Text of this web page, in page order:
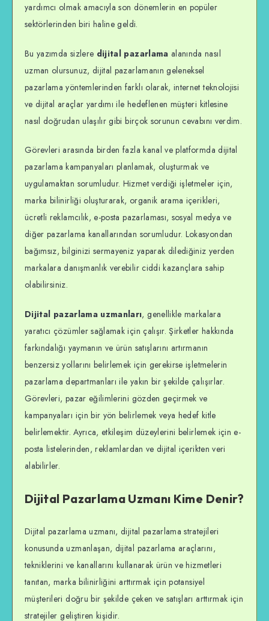
yardımcı olmak amacıyla son dönemlerin en popüler
sektörlerinden biri haline geldi.
Bu yazımda sizlere dijital pazarlama alanında nasıl
uzman olursunuz, dijital pazarlamanın geleneksel
pazarlama yöntemlerinden farklı olarak, internet teknolojisi
ve dijital araçlar yardımı ile hedeflenen müşteri kitlesine
nasıl doğrudan ulaşılır gibi birçok sorunun cevabını verdim.
Görevleri arasında birden fazla kanal ve platformda dijital
pazarlama kampanyaları planlamak, oluşturmak ve
uygulamaktan sorumludur. Hizmet verdiği işletmeler için,
marka bilinirliği oluşturarak, organik arama içerikleri,
ücretli reklamcılık, e-posta pazarlaması, sosyal medya ve
diğer pazarlama kanallarından sorumludur. Lokasyondan
bağımsız, bilginizi sermayeniz yaparak dilediğiniz yerden
markalara danışmanlık verebilir ciddi kazançlara sahip
olabilirsiniz.
Dijital pazarlama uzmanları, genellikle markalara
yaratıcı çözümler sağlamak için çalışır. Şirketler hakkında
farkındalığı yaymanın ve ürün satışlarını artırmanın
benzersiz yollarını belirlemek için gerekirse işletmelerin
pazarlama departmanları ile yakın bir şekilde çalışırlar.
Görevleri, pazar eğilimlerini gözden geçirmek ve
kampanyaları için bir yön belirlemek veya hedef kitle
belirlemektir. Ayrıca, etkileşim düzeylerini belirlemek için e-
posta listelerinden, reklamlardan ve dijital içerikten veri
alabilirler.
Dijital Pazarlama Uzmanı Kime Denir?
Dijital pazarlama uzmanı, dijital pazarlama stratejileri
konusunda uzmanlaşan, dijital pazarlama araçlarını,
tekniklerini ve kanallarını kullanarak ürün ve hizmetleri
tanıtan, marka bilinirliğini arttırmak için potansiyel
müşterileri doğru bir şekilde çeken ve satışları arttırmak için
stratejiler geliştiren kişidir.